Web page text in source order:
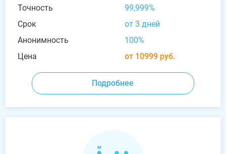
Точность
99,999%
Срок
от 3 дней
Анонимность
100%
Цена
от 10999 руб.
Подробнее